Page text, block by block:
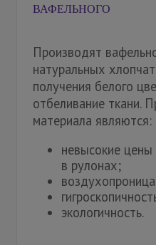
ВАФЕЛЬНОГО
Производят
натуральных
получения белого
отбеливание ткани.
материала являются:
невысокие
в рулонах;
экологичность.